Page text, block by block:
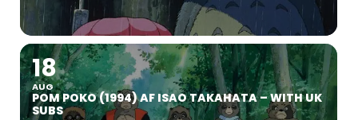
18
AUG
POM POKO (1994) AF ISAO TAKAHATA – WITH UK
SUBS